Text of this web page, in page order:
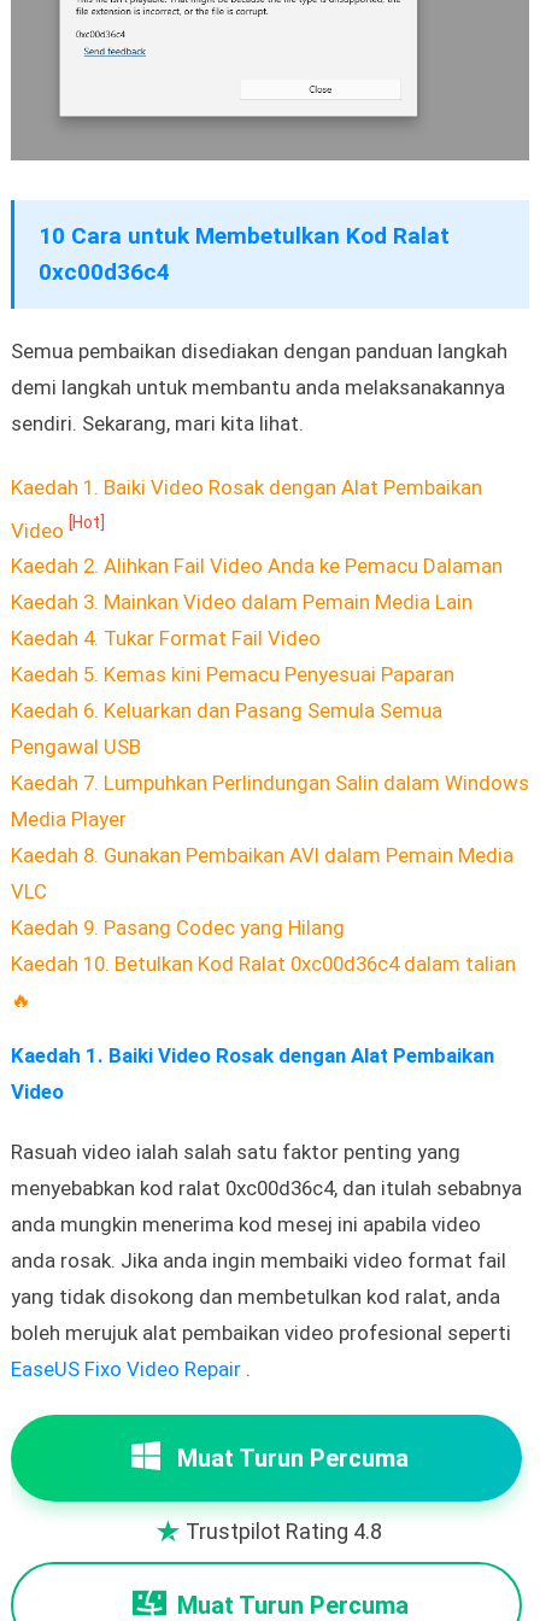
10 Cara untuk Membetulkan Kod Ralat
0xc00d36c4
Semua pembaikan disediakan dengan panduan langkah
demi langkah untuk membantu anda melaksanakannya
sendiri. Sekarang, mari kita lihat.
Kaedah 1. Baiki Video Rosak dengan Alat Pembaikan
Video [Hot]
Kaedah 2. Alihkan Fail Video Anda ke Pemacu Dalaman
Kaedah 3. Mainkan Video dalam Pemain Media Lain
Kaedah 4. Tukar Format Fail Video
Kaedah 5. Kemas kini Pemacu Penyesuai Paparan
Kaedah 6. Keluarkan dan Pasang Semula Semua
Pengawal USB
Kaedah 7. Lumpuhkan Perlindungan Salin dalam Windows
Media Player
Kaedah 8. Gunakan Pembaikan AVI dalam Pemain Media
VLC
Kaedah 9. Pasang Codec yang Hilang
Kaedah 10. Betulkan Kod Ralat 0xc00d36c4 dalam talian
🔥
Kaedah 1. Baiki Video Rosak dengan Alat Pembaikan
Video
Rasuah video ialah salah satu faktor penting yang
menyebabkan kod ralat 0xc00d36c4, dan itulah sebabnya
anda mungkin menerima kod mesej ini apabila video
anda rosak. Jika anda ingin membaiki video format fail
yang tidak disokong dan membetulkan kod ralat, anda
boleh merujuk alat pembaikan video profesional seperti
EaseUS Fixo Video Repair.
Muat Turun Percuma
 Trustpilot Rating 4.8
Muat Turun Percuma